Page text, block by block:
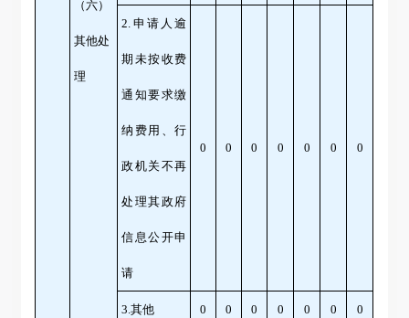
（六）
其他处
理
2.申请人逾
期未按收费
通知要求缴
纳费用、行
政机关不再
处理其政府
信息公开申
请
0 0 0 0 0 0 0
3.其他 0 0 0 0 0 0 0